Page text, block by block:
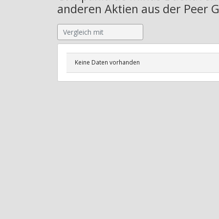
anderen Aktien aus der Peer
Keine Daten vorhanden